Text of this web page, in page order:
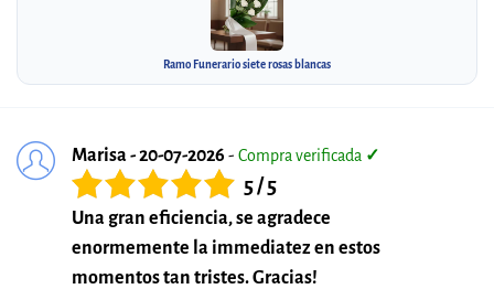
Ramo Funerario siete rosas blancas
Marisa - 20-07-2026 - Compra verificada ✓
5 / 5
Una gran eficiencia, se agradece
enormemente la immediatez en estos
momentos tan tristes. Gracias!